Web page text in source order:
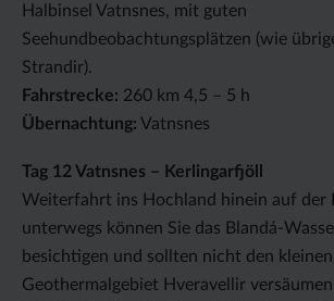
Halbinsel Vatnsnes, mit guten
Seehundbeobachtungsplätzen (wie
Strandir).
Fahrstrecke: 260 km 4,5 – 5 h
Übernachtung: Vatnsnes
Tag 12 Vatnsnes – Kerlingarfjöll
Weiterfahrt ins Hochland hinein auf der
unterwegs können Sie das Blandá-
besichtigen und sollten nicht den
Geothermalgebiet Hveravellir